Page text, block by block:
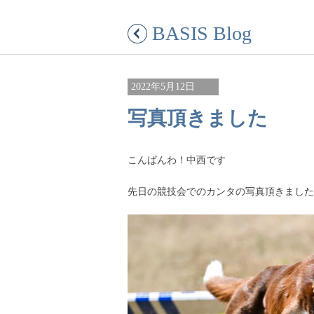
BASIS Blog
2022年5月12日
写真頂きました
こんばんわ！中西です
先日の競技会でのカンタの写真頂きまし